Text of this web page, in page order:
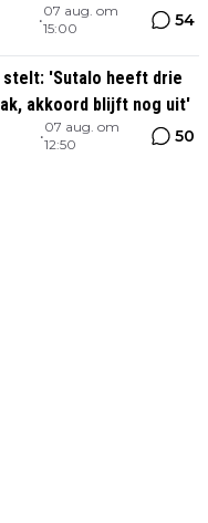
•
07 aug. om
15:00
54
stelt: 'Sutalo heeft drie
akkoord blijft nog uit'
•
07 aug. om
12:50
50